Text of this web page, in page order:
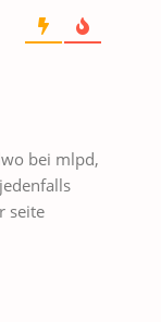
bei mlpd,
seite